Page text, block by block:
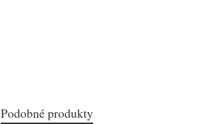
Podobné produkty